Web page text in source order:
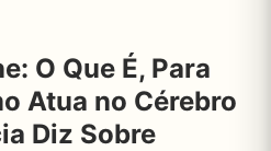
O Que É, Para
Atua no Cérebro
Diz Sobre